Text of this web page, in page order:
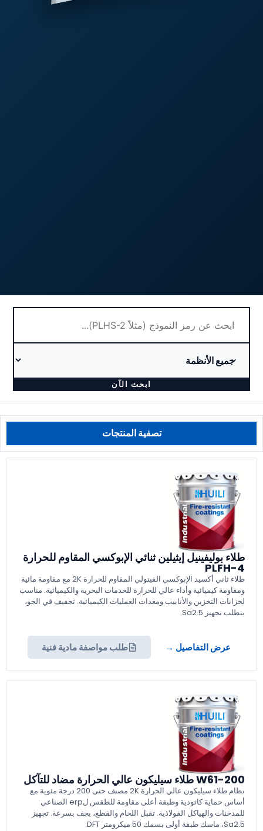
ابحث الآن
تصفية المنتجات
طلاء بوليفينيل إيثيلين ثنائي الإبوكسي المقاوم للحرارة
PLFH-4
طلاء ثاني أكسيد الإبوكسي الفينولي المقاوم للحرارة 2K مع مقاومة مائية
ومقاومة كيميائية وأداء عالي للحرارة للخدمات البحرية والكيميائية. مناسب
لخزانات التخزين والأنابيب ومعدات العمليات الكيميائية. تجفيف في الجو،
يتطلب تجهيز Sa2.5.
عرض التفاصيل → طلب مواصفة مادية فنية
W61-200 طلاء سيليكون عالي الحرارة مضاد للتآكل
نظام طلاء سيليكون عالي الحرارة 2K مصنف حتى 200 درجة مئوية مع
أساس حماية كاثودية وطبقة أعلى مقاومة للطقس لerp الصناعي
للمدخنات والهياكل الفولاذية. تقبل اللحام والقطع، يجف بسرعة. تجهيز
Sa2.5، ماسك طبقة أولى بسمك 50 ميكرومتر DFT.